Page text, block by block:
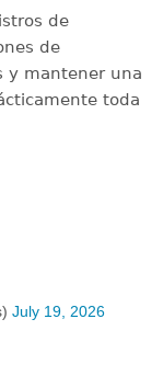
de
de
y mantener una
toda
July 19, 2026